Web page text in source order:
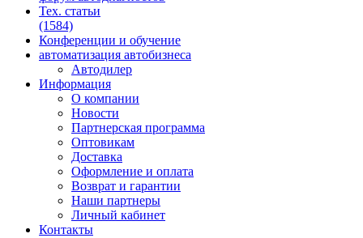
Тех. статьи
(1584)
Конференции и обучение
автоматизация автобизнеса
Автодилер
Информация
О компании
Новости
Партнерская программа
Оптовикам
Доставка
Оформление и оплата
Возврат и гарантии
Наши партнеры
Личный кабинет
Контакты